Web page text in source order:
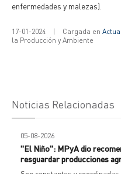
enfermedades y malezas).
17-01-2024 | Cargada en
la Producción y Ambiente
Noticias Relacionadas
05-08-2026
"El Niño": MPyA dio
resguardar producciones